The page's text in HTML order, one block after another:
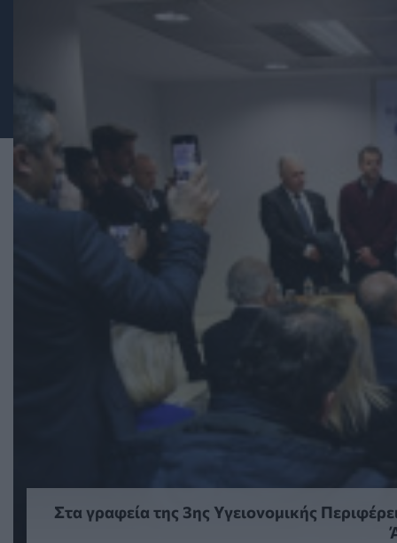
Στα γραφεία της 3ης Υγειονομικής